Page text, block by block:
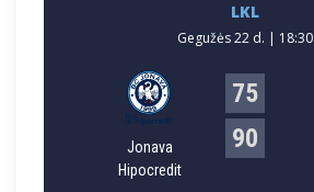
LKL
Gegužės 22 d. | 18:30
Jonava
Hipocredit
75
90